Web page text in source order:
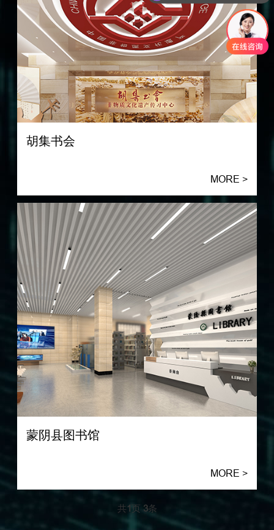
胡集书会
MORE >
蒙阴县图书馆
MORE >
共1 页 3条